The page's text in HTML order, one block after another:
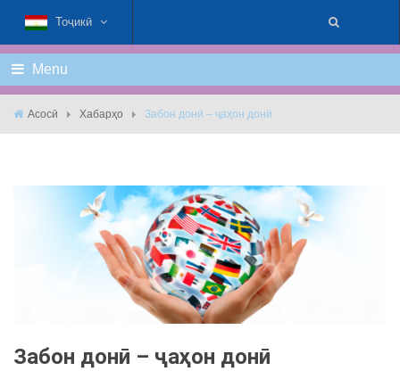
Тоҷикӣ
Menu
Асосӣ Хабарҳо Зaбон донӣ – ҷаҳон донӣ
Зaбон донӣ – ҷаҳон донӣ